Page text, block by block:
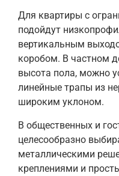
Для квартиры с
подойдут
вертикальным
коробом. В частном
высота пола, можно
линейные трапы из
широким уклоном.
В общественных и
целесообразно
металлическими
креплениями и